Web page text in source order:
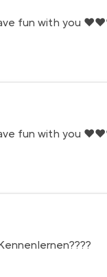
fun with you
fun with you